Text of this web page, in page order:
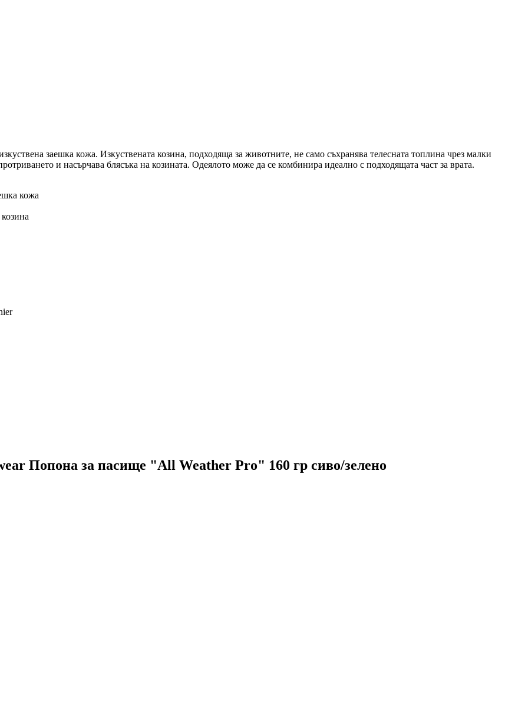
заешка кожа. Изкуствената козина, подходяща за животните, не само съхранява телесната топлина чрез малки
и насърчава блясъка на козината. Одеялото може да се комбинира идеално с подходящата част за врата.
кожа
Попона за пасище "All Weather Pro" 160 гр сиво/зелено